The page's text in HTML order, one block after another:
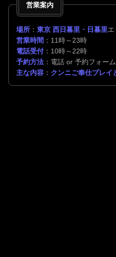
営業案内
場所 ： 東京 西日暮里・日暮里
営業時間 ：11時～23時
電話受付：10時～22時
予約方法 ：電話 or 予約フォーム
主な内容 ： クンニご奉仕プレイ